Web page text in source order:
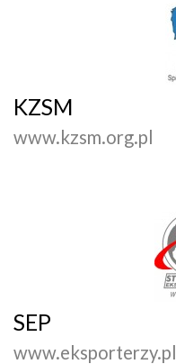
KZSM
www.kzsm.org.pl
SEP
www.eksporterzy.pl